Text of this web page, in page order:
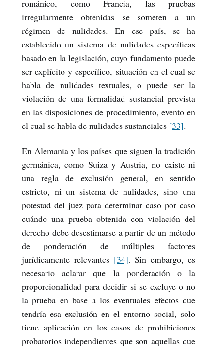
románico, como Francia, las pruebas
irregularmente obtenidas se someten a un
régimen de nulidades. En ese país, se ha
establecido un sistema de nulidades específicas
basado en la legislación, cuyo fundamento puede
ser explícito y específico, situación en el cual se
habla de nulidades textuales, o puede ser la
violación de una formalidad sustancial prevista
en las disposiciones de procedimiento, evento en
el cual se habla de nulidades sustanciales [33].
En Alemania y los países que siguen la tradición
germánica, como Suiza y Austria, no existe ni
una regla de exclusión general, en sentido
estricto, ni un sistema de nulidades, sino una
potestad del juez para determinar caso por caso
cuándo una prueba obtenida con violación del
derecho debe desestimarse a partir de un método
de ponderación de múltiples factores
jurídicamente relevantes [34]. Sin embargo, es
necesario aclarar que la ponderación o la
proporcionalidad para decidir si se excluye o no
la prueba en base a los eventuales efectos que
tendría esa exclusión en el entorno social, solo
tiene aplicación en los casos de prohibiciones
probatorios independientes que son aquellas que